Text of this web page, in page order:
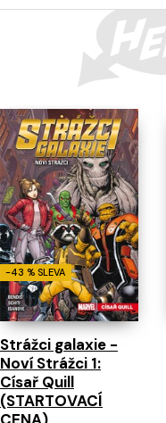
-43 % SLEVA
Strážci galaxie -
Noví Strážci 1:
Císař Quill
(STARTOVACÍ